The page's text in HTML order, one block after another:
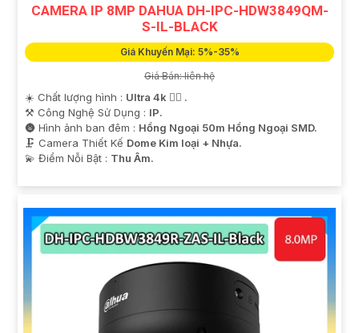
CAMERA IP 8MP DAHUA DH-IPC-HDW3849QM-
S-IL-BLACK
Giá Khuyến Mại: 5%-35%
Giá Bán: liên hệ
☀️ Chất lượng hình : Ultra 4k 👍🏾 .
⚒ Công Nghệ Sử Dụng : IP.
🌚 Hình ảnh ban đêm : Hồng Ngoại 50m Hồng Ngoại SMD.
🗜️ Camera Thiết Kế Dome Kim loại + Nhựa.
️💫 Điểm Nỗi Bật : Thu Âm.